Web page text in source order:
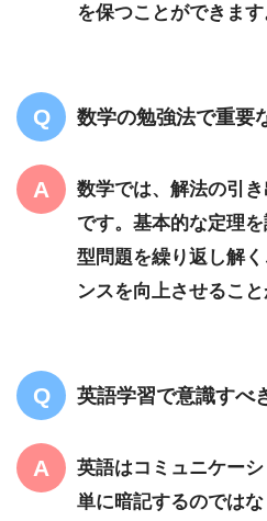
を保つことができます
数学の勉強法で重要
数学では、解法の引
です。基本的な定理
型問題を繰り返し解
ンスを向上させること
英語学習で意識すべ
英語はコミュニケーシ
単に暗記するのでは